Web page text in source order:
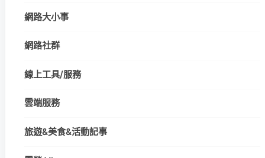
網路大小事
網路社群
線上工具/服務
雲端服務
旅遊&美食&活動記事